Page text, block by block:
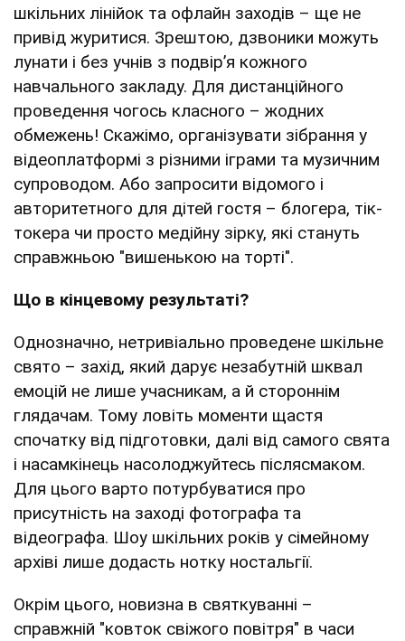
шкільних лінійок та офлайн заходів – ще не
привід журитися. Зрештою, дзвоники можуть
лунати і без учнів з подвір’я кожного
навчального закладу. Для дистанційного
проведення чогось класного – жодних
обмежень! Скажімо, організувати зібрання у
відеоплатформі з різними іграми та музичним
супроводом. Або запросити відомого і
авторитетного для дітей гостя – блогера, тік-
токера чи просто медійну зірку, які стануть
справжньою "вишенькою на торті".
Що в кінцевому результаті?
Однозначно, нетривіально проведене шкільне
свято – захід, який дарує незабутній шквал
емоцій не лише учасникам, а й стороннім
глядачам. Тому ловіть моменти щастя
спочатку від підготовки, далі від самого свята
і насамкінець насолоджуйтесь післясмаком.
Для цього варто потурбуватися про
присутність на заході фотографа та
відеографа. Шоу шкільних років у сімейному
архіві лише додасть нотку ностальгії.
Окрім цього, новизна в святкуванні –
справжній "ковток свіжого повітря" в часи